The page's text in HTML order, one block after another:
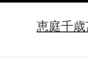
恵庭千